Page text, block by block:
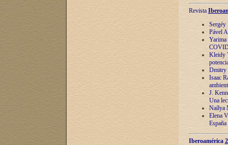
Revista
Sergéy
Pável
Yarima
Kleidy
Dmitry
Isaac
J.
Una
Naílya
Elena
España
Iberoamérica